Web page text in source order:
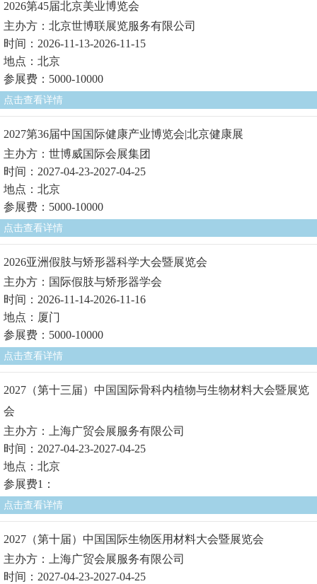
2026第45届北京美业博览会
主办方：北京世博联展览服务有限公司
时间：2026-11-13-2026-11-15
地点：北京
参展费：5000-10000
点击查看详情
2027第36届中国国际健康产业博览会|北京健康展
主办方：世博威国际会展集团
时间：2027-04-23-2027-04-25
地点：北京
参展费：5000-10000
点击查看详情
2026亚洲假肢与矫形器科学大会暨展览会
主办方：国际假肢与矫形器学会
时间：2026-11-14-2026-11-16
地点：厦门
参展费：5000-10000
点击查看详情
2027（第十三届）中国国际骨科内植物与生物材料大会暨展览
会
主办方：上海广贸会展服务有限公司
时间：2027-04-23-2027-04-25
地点：北京
参展费1：
点击查看详情
2027（第十届）中国国际生物医用材料大会暨展览会
主办方：上海广贸会展服务有限公司
时间：2027-04-23-2027-04-25